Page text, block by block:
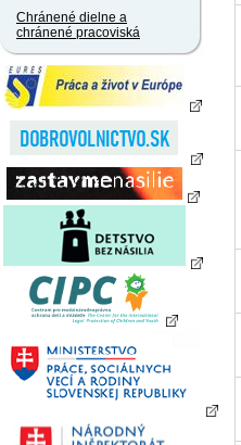
Chránené dielne a
chránené pracoviská